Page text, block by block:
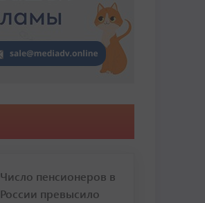
Число пенсионеров в
России превысило